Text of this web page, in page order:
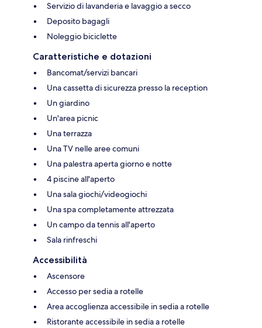
Servizio di lavanderia e lavaggio a secco
Deposito bagagli
Noleggio biciclette
Caratteristiche e dotazioni
Bancomat/servizi bancari
Una cassetta di sicurezza presso la reception
Un giardino
Un'area picnic
Una terrazza
Una TV nelle aree comuni
Una palestra aperta giorno e notte
4 piscine all'aperto
Una sala giochi/videogiochi
Una spa completamente attrezzata
Un campo da tennis all'aperto
Sala rinfreschi
Accessibilità
Ascensore
Accesso per sedia a rotelle
Area accoglienza accessibile in sedia a rotelle
Ristorante accessibile in sedia a rotelle